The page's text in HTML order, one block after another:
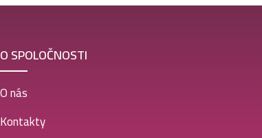
O SPOLOČNOSTI
O nás
Kontakty